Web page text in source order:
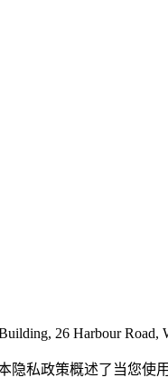
26 Harbour Road,
私政策概述了当您使